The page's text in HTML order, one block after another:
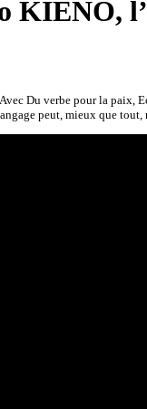
KIENO,
Du verbe pour la
peut, mieux que tout,